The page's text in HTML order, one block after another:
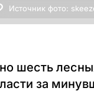
Источник фото:
шесть
за